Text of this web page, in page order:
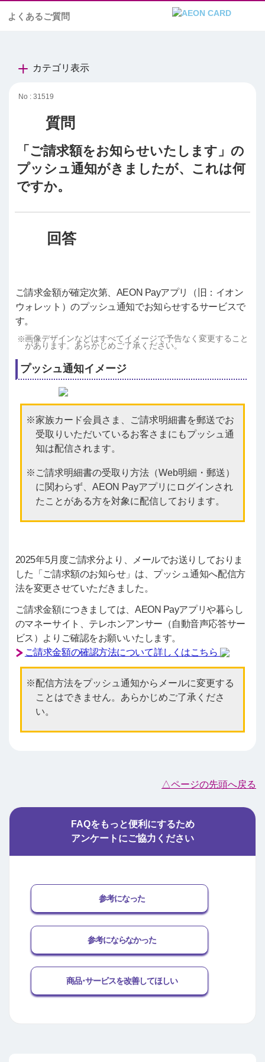
よくあるご質問
カテゴリ表示
No : 31519
「ご請求額をお知らせいたします」の
プッシュ通知がきましたが、これは何
ですか。
ご請求金額が確定次第、AEON Payアプリ（旧：イオン
ウォレット）のプッシュ通知でお知らせするサービスで
す。
画像デザインなどはすべてイメージで予告なく変更すること
があります。あらかじめご了承ください。
プッシュ通知イメージ
家族カード会員さま、ご請求明細書を郵送でお
受取りいただいているお客さまにもプッシュ通
知は配信されます。
ご請求明細書の受取り方法（Web明細・郵送）
に関わらず、AEON Payアプリにログインされ
たことがある方を対象に配信しております。
2025年5月度ご請求分より、メールでお送りしておりま
した「ご請求額のお知らせ」は、プッシュ通知へ配信方
法を変更させていただきました。
ご請求金額につきましては、AEON Payアプリや暮らし
のマネーサイト、テレホンアンサー（自動音声応答サー
ビス）よりご確認をお願いいたします。
ご請求金額の確認方法について詳しくはこちら
配信方法をプッシュ通知からメールに変更する
ことはできません。あらかじめご了承くださ
い。
△ページの先頭へ戻る
FAQをもっと便利にするため
アンケートにご協力ください
参考になった
参考にならなかった
商品･サービスを改善してほしい